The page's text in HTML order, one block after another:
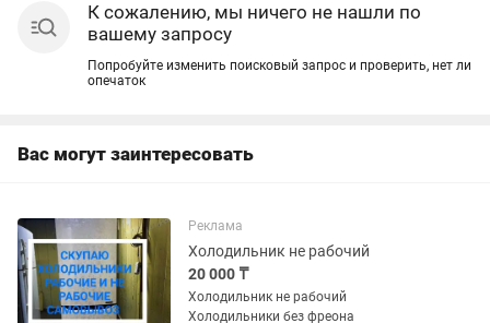
К сожалению, мы ничего не нашли по
вашему запросу
Попробуйте изменить поисковый запрос и проверить, нет ли
опечаток
Вас могут заинтересовать
Реклама
Холодильник не рабочий
20 000 ₸
Холодильник не рабочий
Холодильники без фреона